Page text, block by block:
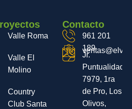
Valle Roma
Valle El
Molino
Country
Club Santa
Contacto
961 201
189
Jr.
Puntualidad
7979, 1ra
de Pro, Los
Olivos,